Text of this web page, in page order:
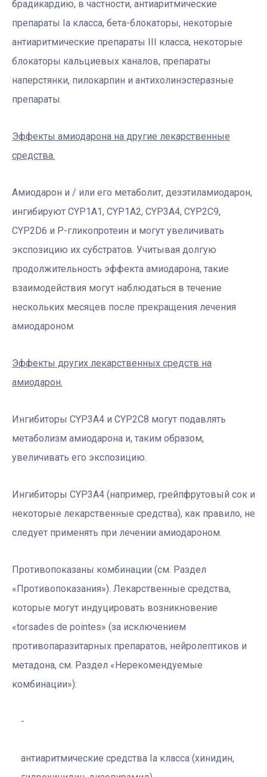
брадикардию, в частности, антиаритмические
препараты Ia класса, бета-блокаторы, некоторые
антиаритмические препараты III класса, некоторые
блокаторы кальциевых каналов, препараты
наперстянки, пилокарпин и антихолинэстеразные
препараты.
Эффекты амиодарона на другие лекарственные
средства.
Амиодарон и / или его метаболит, дезэтиламиодарон,
ингибируют CYP1A1, CYP1A2, CYP3A4, CYP2C9,
CYP2D6 и P-гликопротеин и могут увеличивать
экспозицию их субстратов. Учитывая долгую
продолжительность эффекта амиодарона, такие
взаимодействия могут наблюдаться в течение
нескольких месяцев после прекращения лечения
амиодароном.
Эффекты других лекарственных средств на
амиодарон.
Ингибиторы CYP3A4 и CYP2C8 могут подавлять
метаболизм амиодарона и, таким образом,
увеличивать его экспозицию.
Ингибиторы CYP3A4 (например, грейпфрутовый сок и
некоторые лекарственные средства), как правило, не
следует применять при лечении амиодароном.
Противопоказаны комбинации (см. Раздел
«Противопоказания»). Лекарственные средства,
которые могут индуцировать возникновение
«torsades de pointes» (за исключением
противопаразитарных препаратов, нейролептиков и
метадона, см. Раздел «Нерекомендуемые
комбинации»):
антиаритмические средства Ia класса (хинидин,